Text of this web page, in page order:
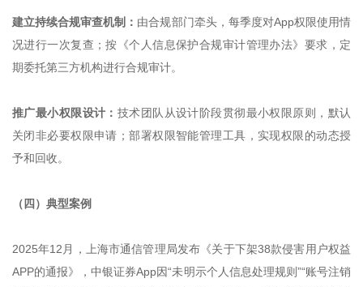
建立持续合规审查机制： 由合规部门牵头，每季度对App权限使用情
况进行一次复查；按《个人信息保护合规审计管理办法》要求，定
期委托第三方机构进行合规审计。
推广最小权限设计： 技术团队从设计阶段贯彻最小权限原则，默认
关闭非必要权限申请；部署权限智能管理工具，实现权限的动态授
予和回收。
（四）典型案例
2025年12月，上海市通信管理局发布《关于下架38款侵害用户权益
APP的通报》，中银证券App因“未明示个人信息处理规则”“账号注销